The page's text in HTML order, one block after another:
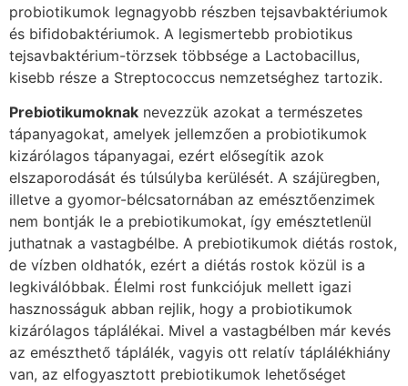
probiotikumok legnagyobb részben tejsavbaktériumok
és bifidobaktériumok. A legismertebb probiotikus
tejsavbaktérium-törzsek többsége a Lactobacillus,
kisebb része a Streptococcus nemzetséghez tartozik.
Prebiotikumoknak nevezzük azokat a természetes
tápanyagokat, amelyek jellemzően a probiotikumok
kizárólagos tápanyagai, ezért elősegítik azok
elszaporodását és túlsúlyba kerülését. A szájüregben,
illetve a gyomor-bélcsatornában az emésztőenzimek
nem bontják le a prebiotikumokat, így emésztetlenül
juthatnak a vastagbélbe. A prebiotikumok diétás rostok,
de vízben oldhatók, ezért a diétás rostok közül is a
legkiválóbbak. Élelmi rost funkciójuk mellett igazi
hasznosságuk abban rejlik, hogy a probiotikumok
kizárólagos táplálékai. Mivel a vastagbélben már kevés
az emészthető táplálék, vagyis ott relatív táplálékhiány
van, az elfogyasztott prebiotikumok lehetőséget